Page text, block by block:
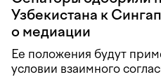
Узбекистана к
о медиации
Ее положения будут
условии взаимного